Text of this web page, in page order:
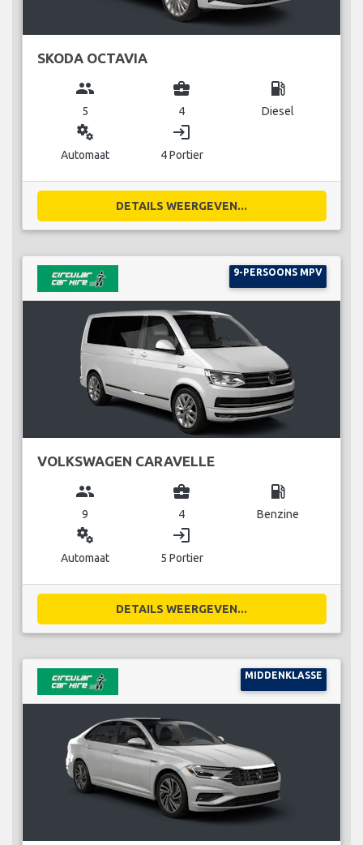
SKODA OCTAVIA
group
5
business_center
4
local_gas_station
Diesel
miscellaneous_services
Automaat
login
4 Portier
DETAILS WEERGEVEN...
9-PERSOONS MPV
VOLKSWAGEN CARAVELLE
group
9
business_center
4
local_gas_station
Benzine
miscellaneous_services
Automaat
login
5 Portier
DETAILS WEERGEVEN...
MIDDENKLASSE